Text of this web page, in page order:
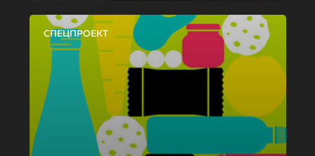
СПЕЦПРОЕКТ